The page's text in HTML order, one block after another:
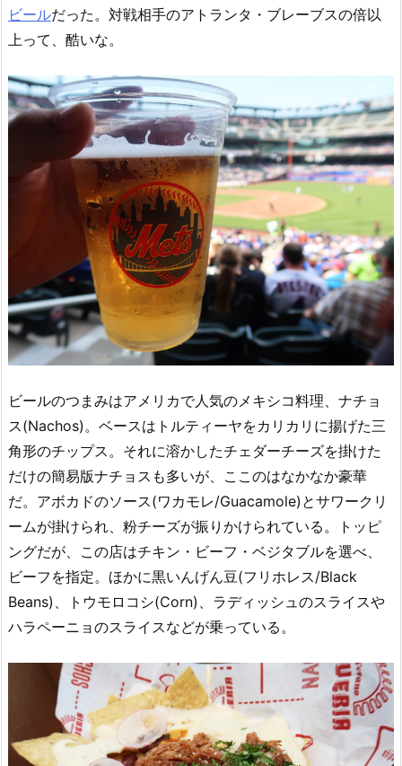
ビールだった。対戦相手のアトランタ・ブレーブスの倍以
上って、酷いな。
ビールのつまみはアメリカで人気のメキシコ料理、ナチョ
ス(Nachos)。ベースはトルティーヤをカリカリに揚げた三
角形のチップス。それに溶かしたチェダーチーズを掛けた
だけの簡易版ナチョスも多いが、ここのはなかなか豪華
だ。アボカドのソース(ワカモレ/Guacamole)とサワークリ
ームが掛けられ、粉チーズが振りかけられている。トッピ
ングだが、この店はチキン・ビーフ・ベジタブルを選べ、
ビーフを指定。ほかに黒いんげん豆(フリホレス/Black
Beans)、トウモロコシ(Corn)、ラディッシュのスライスや
ハラペーニョのスライスなどが乗っている。